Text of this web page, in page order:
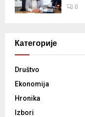
0
Категорије
Društvo
Ekonomija
Hronika
Izbori